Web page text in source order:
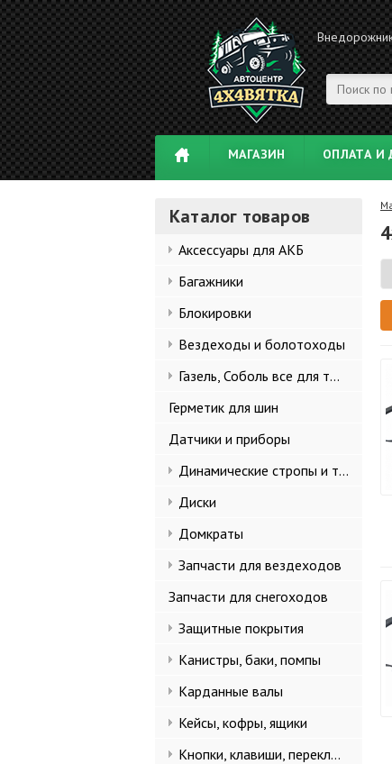
МАГАЗИН ОПЛАТА И
Каталог товаров
Аксессуары для АКБ
Багажники
Блокировки
Вездеходы и болотоходы
Газель, Соболь все для тюнинга
Герметик для шин
Датчики и приборы
Динамические стропы и такелаж
Диски
Домкраты
Запчасти для вездеходов
Запчасти для снегоходов
Защитные покрытия
Канистры, баки, помпы
Карданные валы
Кейсы, кофры, ящики
Кнопки, клавиши, переключатели